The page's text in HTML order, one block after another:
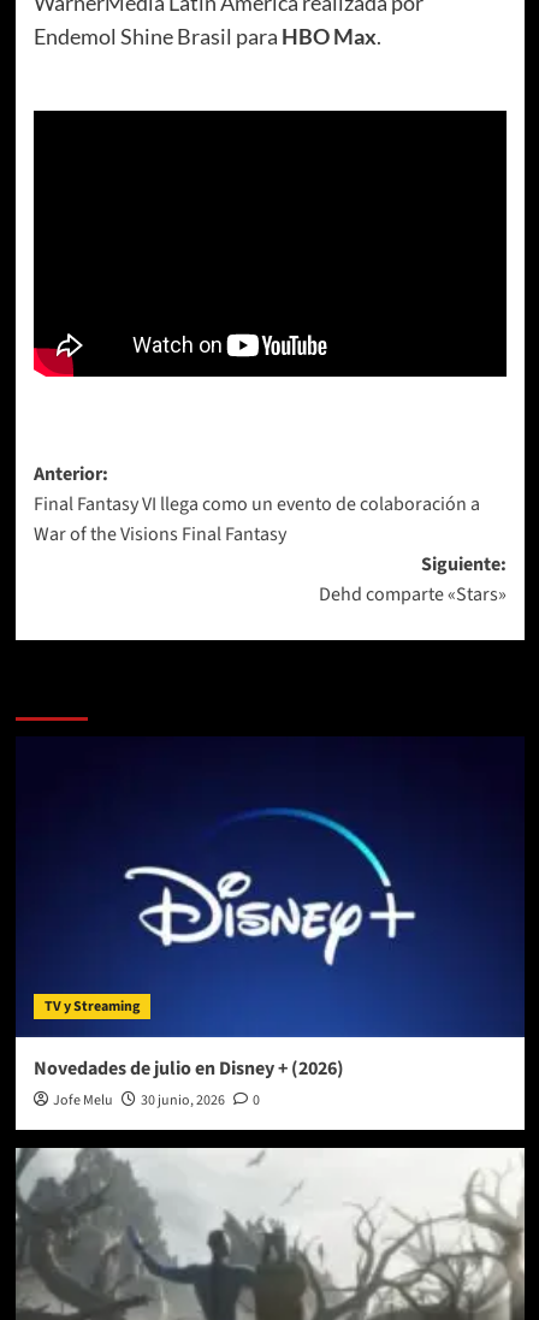
Endemol Shine Brasil para HBO Max.
Navegación
de
entradas
Anterior:
Final Fantasy VI llega como un evento de colaboración a
War of the Visions Final Fantasy
Siguiente:
Dehd comparte «Stars»
TV y Streaming
Novedades de julio en Disney + (2026)
Jofe Melu 30 junio, 2026 0